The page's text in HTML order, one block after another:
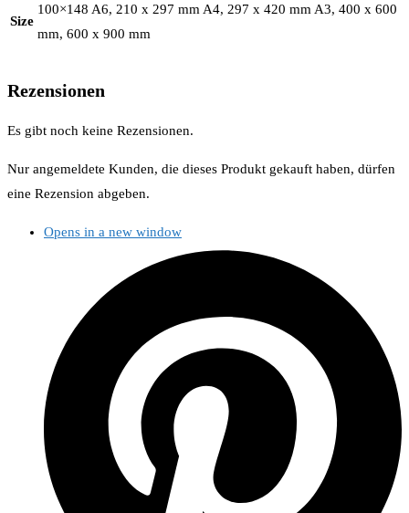
Size
100×148 A6, 210 x 297 mm A4, 297 x 420 mm A3, 400 x 600
mm, 600 x 900 mm
Rezensionen
Es gibt noch keine Rezensionen.
Nur angemeldete Kunden, die dieses Produkt gekauft haben, dürfen
eine Rezension abgeben.
Opens in a new window